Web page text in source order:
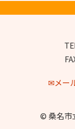
✉メー
© 桑名市